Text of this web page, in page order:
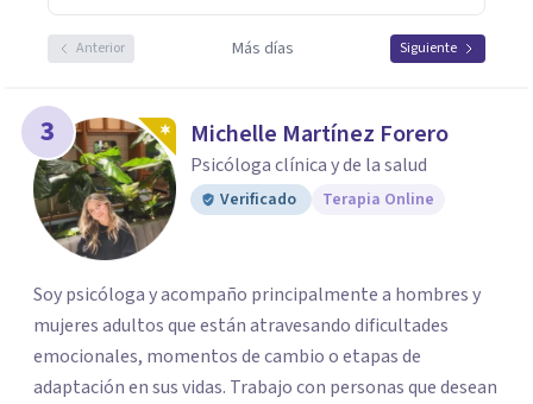
Anterior Más días Siguiente
3 Michelle Martínez Forero
Psicóloga clínica y de la salud
Verificado Terapia Online
Soy psicóloga y acompaño principalmente a hombres y
mujeres adultos que están atravesando dificultades
emocionales, momentos de cambio o etapas de
adaptación en sus vidas. Trabajo con personas que desean